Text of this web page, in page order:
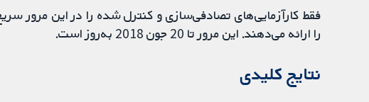
فقط کارآزمایی‌های تصادفی‌سازی و کنترل شده را در این مرور سریع
را ارائه می‌دهند. این مرور تا 20 جون 2018 به‌روز است.
نتایج کلیدی